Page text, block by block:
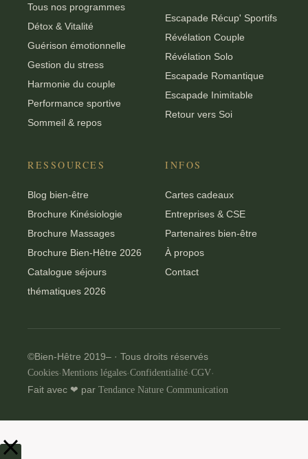
Tous nos programmes
Détox & Vitalité
Guérison émotionnelle
Gestion du stress
Harmonie du couple
Performance sportive
Sommeil & repos
Escapade Récup' Sportifs
Révélation Couple
Révélation Solo
Escapade Romantique
Escapade Inimitable
Retour vers Soi
RESSOURCES
Blog bien-être
Brochure Kinésiologie
Brochure Massages
Brochure Bien-Hêtre 2026
Catalogue séjours
thématiques 2026
INFOS
Cartes cadeaux
Entreprises & CSE
Partenaires bien-être
À propos
Contact
©Bien-Hêtre 2019– · Tous droits réservés
Cookies·Mentions légales·Confidentialité·CGV·
Fait avec ❤ par Tendance Nature Communication